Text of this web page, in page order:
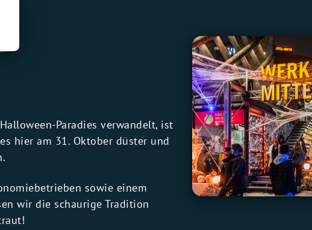
Paradies verwandelt, ist
hier am 31. Oktober düster und
sowie einem
wir die schaurige Tradition